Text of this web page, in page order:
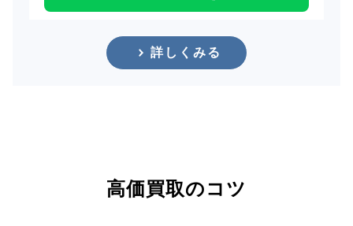
詳しくみる
高価買取のコツ